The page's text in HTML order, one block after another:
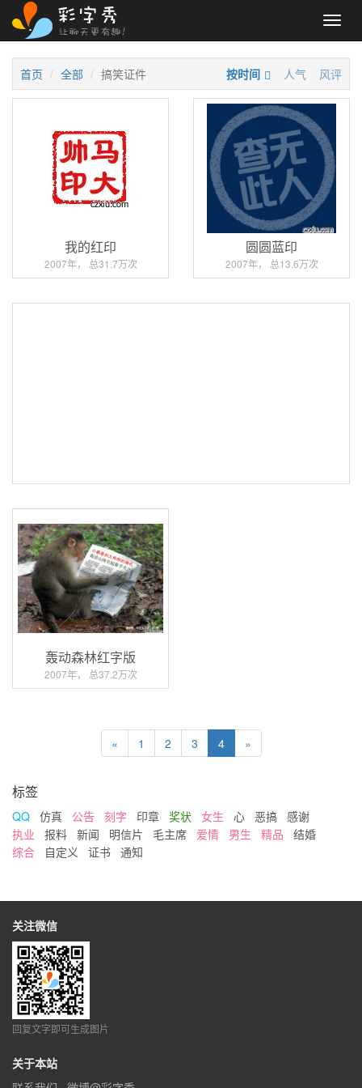
首页 全部 搞笑证件 按时间 人气 风评
我的红印
2007年， 总31.7万次
圆圆蓝印
2007年， 总13.6万次
轰动森林红字版
2007年， 总37.2万次
« 1 2 3 4 »
标签
QQ 仿真 公告 刻字 印章 奖状 女生 心 恶搞 感谢
执业
报料 新闻 明信片 毛主席 爱情 男生 精品
结婚
综合
自定义 证书 通知
关注微信
回复文字即可生成图片
关于本站